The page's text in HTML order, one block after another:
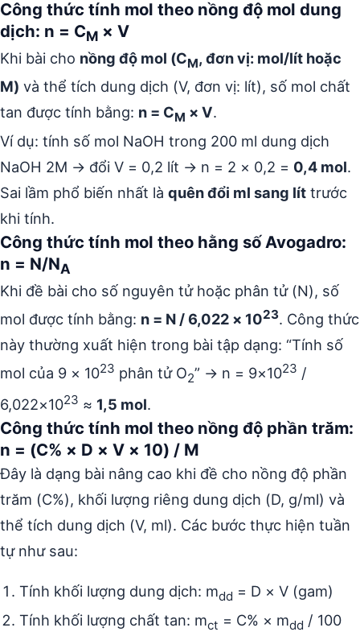
Công thức tính mol theo nồng độ mol dung
dịch: n = CM × V
Khi bài cho nồng độ mol (CM, đơn vị: mol/lít hoặc
M) và thể tích dung dịch (V, đơn vị: lít), số mol chất
tan được tính bằng: n = CM × V.
Ví dụ: tính số mol NaOH trong 200 ml dung dịch
NaOH 2M → đổi V = 0,2 lít → n = 2 × 0,2 = 0,4 mol.
Sai lầm phổ biến nhất là quên đổi ml sang lít trước
khi tính.
Công thức tính mol theo hằng số Avogadro:
n = N/NA
Khi đề bài cho số nguyên tử hoặc phân tử (N), số
mol được tính bằng: n = N / 6,022 × 1023. Công thức
này thường xuất hiện trong bài tập dạng: “Tính số
mol của 9 × 1023 phân tử O2” → n = 9×1023 /
6,022×1023 ≈ 1,5 mol.
Công thức tính mol theo nồng độ phần trăm:
n = (C% × D × V × 10) / M
Đây là dạng bài nâng cao khi đề cho nồng độ phần
trăm (C%), khối lượng riêng dung dịch (D, g/ml) và
thể tích dung dịch (V, ml). Các bước thực hiện tuần
tự như sau:
Tính khối lượng dung dịch: mdd = D × V (gam)
Tính khối lượng chất tan: mct = C% × mdd / 100